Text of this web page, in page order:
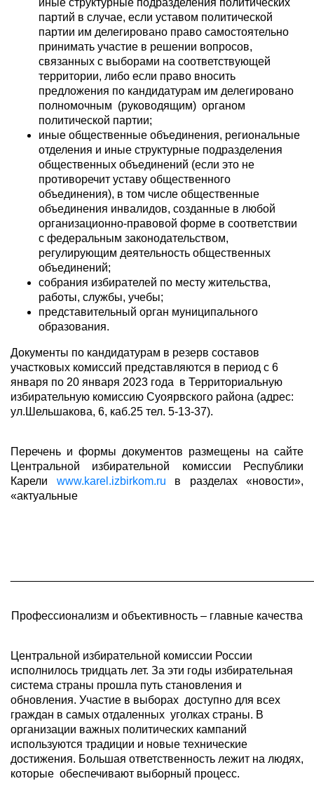
иные структурные подразделения политических
партий в случае, если уставом политической
партии им делегировано право самостоятельно
принимать участие в решении вопросов,
связанных с выборами на соответствующей
территории, либо если право вносить
предложения по кандидатурам им делегировано
полномочным (руководящим) органом
политической партии;
иные общественные объединения, региональные
отделения и иные структурные подразделения
общественных объединений (если это не
противоречит уставу общественного
объединения), в том числе общественные
объединения инвалидов, созданные в любой
организационно-правовой форме в соответствии
с федеральным законодательством,
регулирующим деятельность общественных
объединений;
собрания избирателей по месту жительства,
работы, службы, учебы;
представительный орган муниципального
образования.
Документы по кандидатурам в резерв составов
участковых комиссий представляются в период с 6
января по 20 января 2023 года в Территориальную
избирательную комиссию Суоярвского района (адрес:
ул.Шельшакова, 6, каб.25 тел. 5-13-37).
Перечень и формы документов размещены на сайте
Центральной избирательной комиссии Республики
Карели www.karel.izbirkom.ru в разделах «новости»,
«актуальные
Профессионализм и объективность – главные качества
Центральной избирательной комиссии России
исполнилось тридцать лет. За эти годы избирательная
система страны прошла путь становления и
обновления. Участие в выборах доступно для всех
граждан в самых отдаленных уголках страны. В
организации важных политических кампаний
используются традиции и новые технические
достижения. Большая ответственность лежит на людях,
которые обеспечивают выборный процесс.